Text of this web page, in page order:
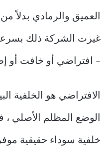
العميق والرمادي بدلاً
غيرت الشركة ذلك
– افتراضي أو خافت أو
الافتراضي هو الخلفية
خلفية سوداء حقيقية